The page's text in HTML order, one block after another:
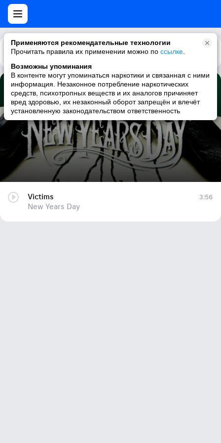
Применяются рекомендательные технологии
Прочитать правила их применении можно по ссылке
Возможны упоминания
В контенте могут упоминаться наркотики и связанная с ними
информация. Незаконное потребление наркотических
средств, психотропных веществ и их аналогов причиняет
вред здоровью, их незаконный оборот запрещён и влечёт
установленную законодательством ответственность
Каталог Рекомендации
Victims
New Years Day
Victims
New Years Day
3:56